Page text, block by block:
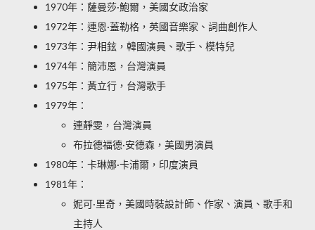
1970年：薩曼莎·鮑爾，美國女政治家
1972年：連恩·蓋勒格，英國音樂家、詞曲創作人
1973年：尹相鉉，韓國演員、歌手、模特兒
1974年：簡沛恩，台灣演員
1975年：黃立行，台灣歌手
1979年：
連靜雯，台灣演員
布拉德福德·安德森，美國男演員
1980年：卡琳娜·卡浦爾，印度演員
1981年：
妮可·里奇，美國時裝設計師、作家、演員、歌手和
主持人